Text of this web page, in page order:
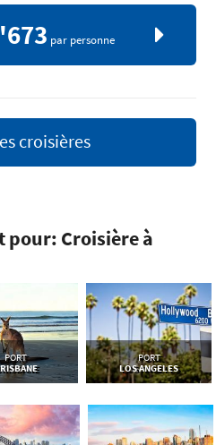
par personne
croisières
pour: Croisière à
PORT
PORT
LOS ANGELES